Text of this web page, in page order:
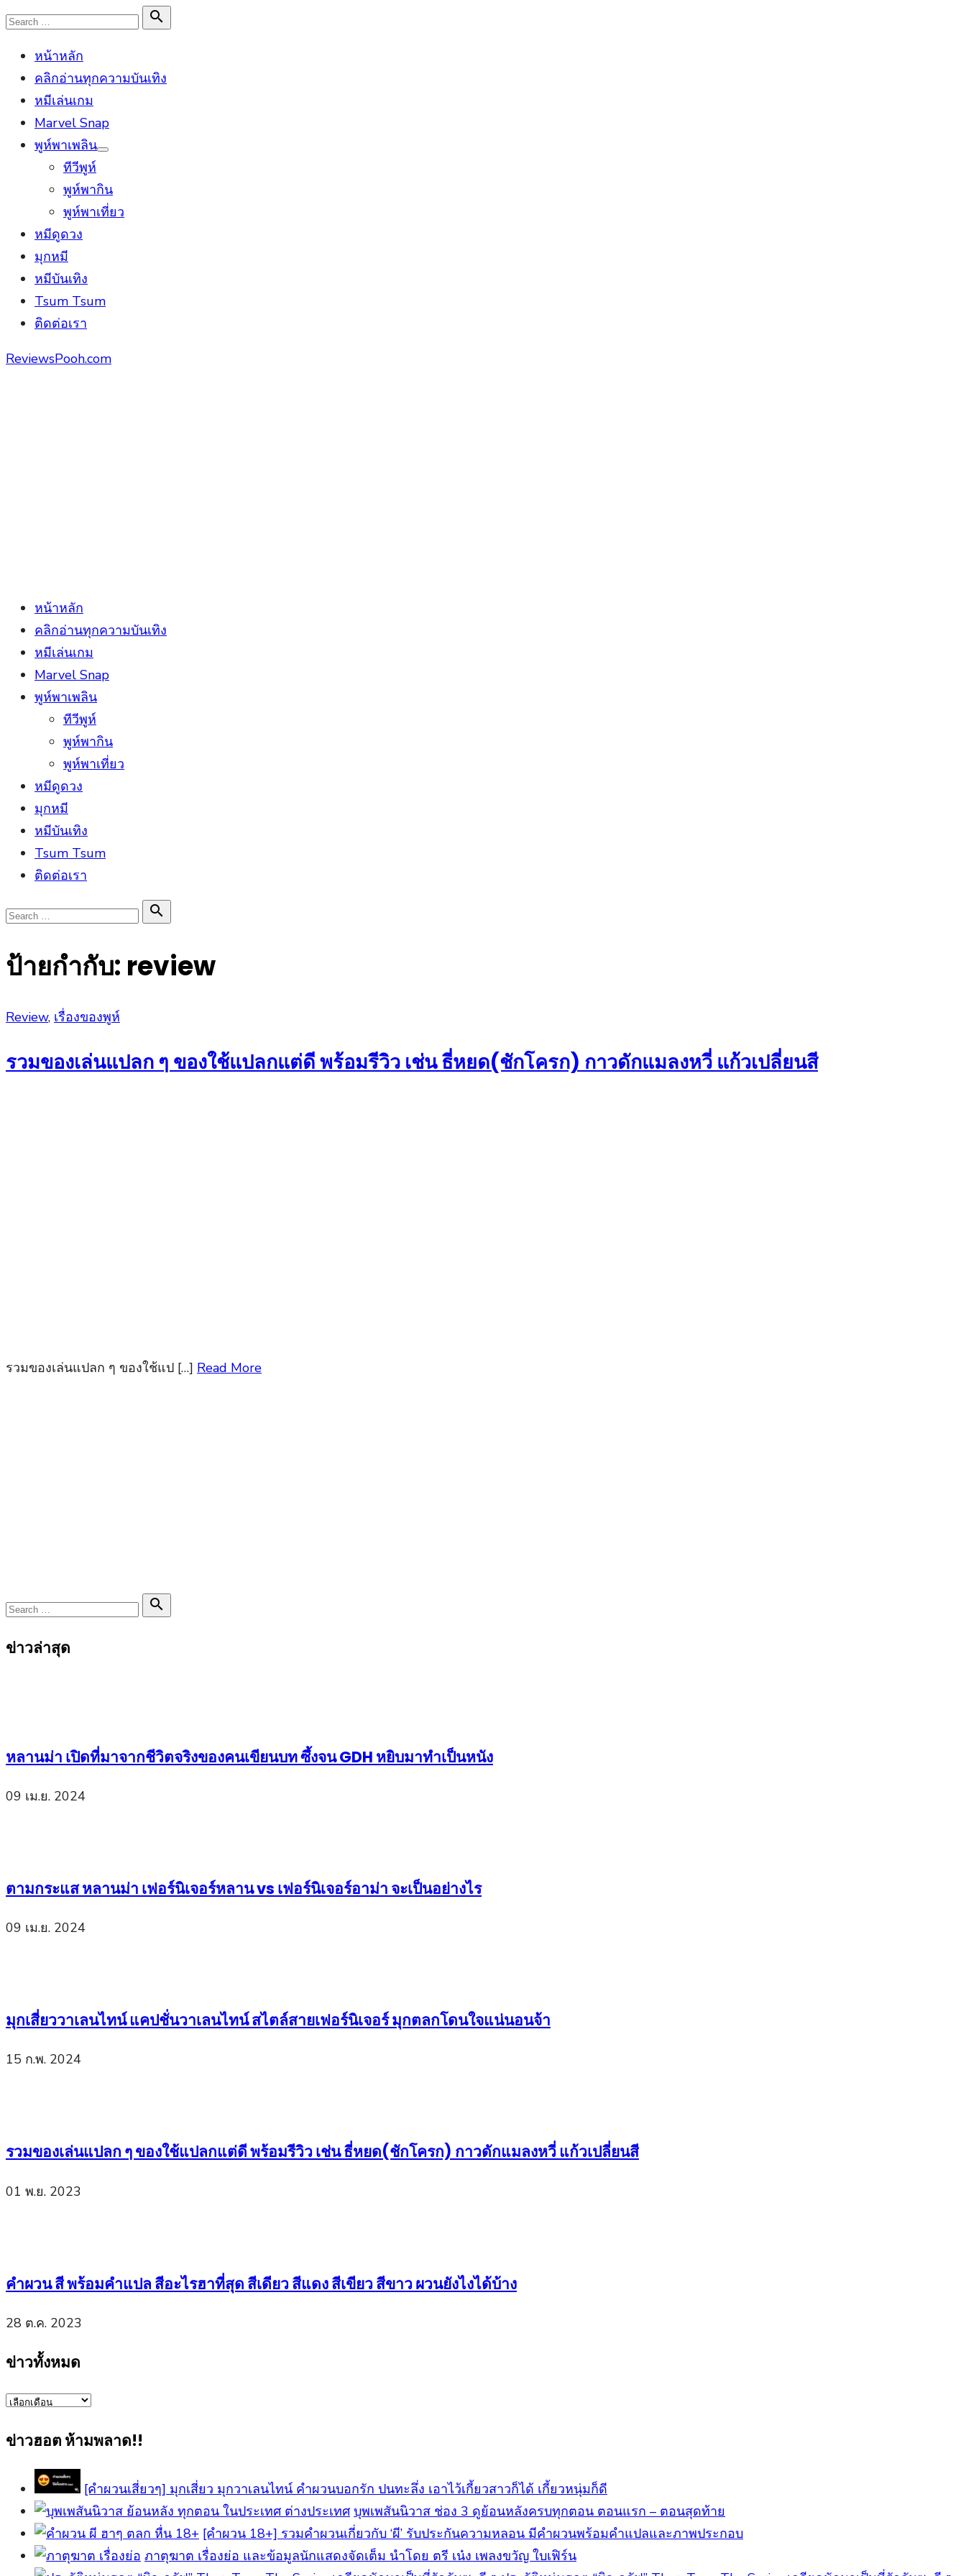
Skip
content
Search

Search
หน้าหลัก
คลิกอ่านทุกความบันเทิง
หมีเล่นเกม
Marvel Snap
พูห์พาเพลิน
Show
ทีวีพูห์
พูห์พากิน
พูห์พาเที่ยว
หมีดูดวง
มุกหมี
หมีบันเทิง
Tsum Tsum
ติดต่อเรา
ReviewsPooh.com
หน้าหลัก
คลิกอ่านทุกความบันเทิง
หมีเล่นเกม
Marvel Snap
พูห์พาเพลิน
ทีวีพูห์
พูห์พากิน
พูห์พาเที่ยว
หมีดูดวง
มุกหมี
หมีบันเทิง
Tsum Tsum
ติดต่อเรา
Search

Search
ป้ายกำกับ: review
Posted
Review, เรื่องของพูห์
รวมของเล่นแปลก ๆ ของใช้แปลกแต่ดี พร้อมรีวิว เช่น ธี่หยด(ชักโครก) กาวดักแมลงหวี่ แก้วเปลี่ยนสี
รวมของเล่นแปลก ๆ ของใช้แป […] Read More
Search

Search
ข่าวล่าสุด
หลานม่า เปิดที่มาจากชีวิตจริงของคนเขียนบท ซึ้งจน GDH หยิบมาทำเป็นหนัง
09 เม.ย. 2024
ตามกระแส หลานม่า เฟอร์นิเจอร์หลาน vs เฟอร์นิเจอร์อาม่า จะเป็นอย่างไร
09 เม.ย. 2024
มุกเสี่ยววาเลนไทน์ แคปชั่นวาเลนไทน์ สไตล์สายเฟอร์นิเจอร์ มุกตลกโดนใจแน่นอนจ้า
15 ก.พ. 2024
รวมของเล่นแปลก ๆ ของใช้แปลกแต่ดี พร้อมรีวิว เช่น ธี่หยด(ชักโครก) กาวดักแมลงหวี่ แก้วเปลี่ยนสี
01 พ.ย. 2023
คำผวน สี พร้อมคำแปล สีอะไรฮาที่สุด สีเดียว สีแดง สีเขียว สีขาว ผวนยังไงได้บ้าง
28 ต.ค. 2023
ข่าวทั้งหมด
ข่าว
ข่าวฮอต ห้ามพลาด!!
[คำผวนเสี่ยวๆ] มุกเสี่ยว มุกวาเลนไทน์ คำผวนบอกรัก ปนทะลึ่ง เอาไว้เกี้ยวสาวก็ได้ เกี้ยวหนุ่มก็ดี
บุพเพสันนิวาส ช่อง 3 ดูย้อนหลังครบทุกตอน ตอนแรก – ตอนสุดท้าย
[คําผวน 18+] รวมคำผวนเกี่ยวกับ ‘ผี’ รับประกันความหลอน มีคำผวนพร้อมคำแปลและภาพประกอบ
ภาตุฆาต เรื่องย่อ และข้อมูลนักแสดงจัดเต็ม นำโดย ตรี เน๋ง เพลงขวัญ ใบเฟิร์น